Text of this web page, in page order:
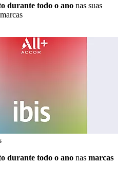
durante todo o ano nas suas
durante todo o ano nas marcas